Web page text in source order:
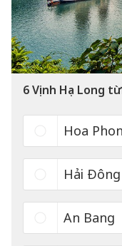
6Vịnh Hạ Long
Hoa
Hải Đông
An Bang